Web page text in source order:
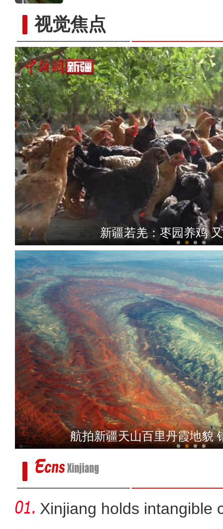
视觉焦点新疆喀什市 万亩稻田满
新疆若羌：枣园养鸡
新疆若羌：蜜桃成熟采摘
航拍新疆天山百里丹霞地貌
Xinjiang holds intangible